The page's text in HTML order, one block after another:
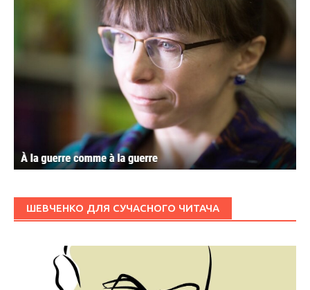
ШЕВЧЕНКО ДЛЯ СУЧАСНОГО ЧИТАЧА